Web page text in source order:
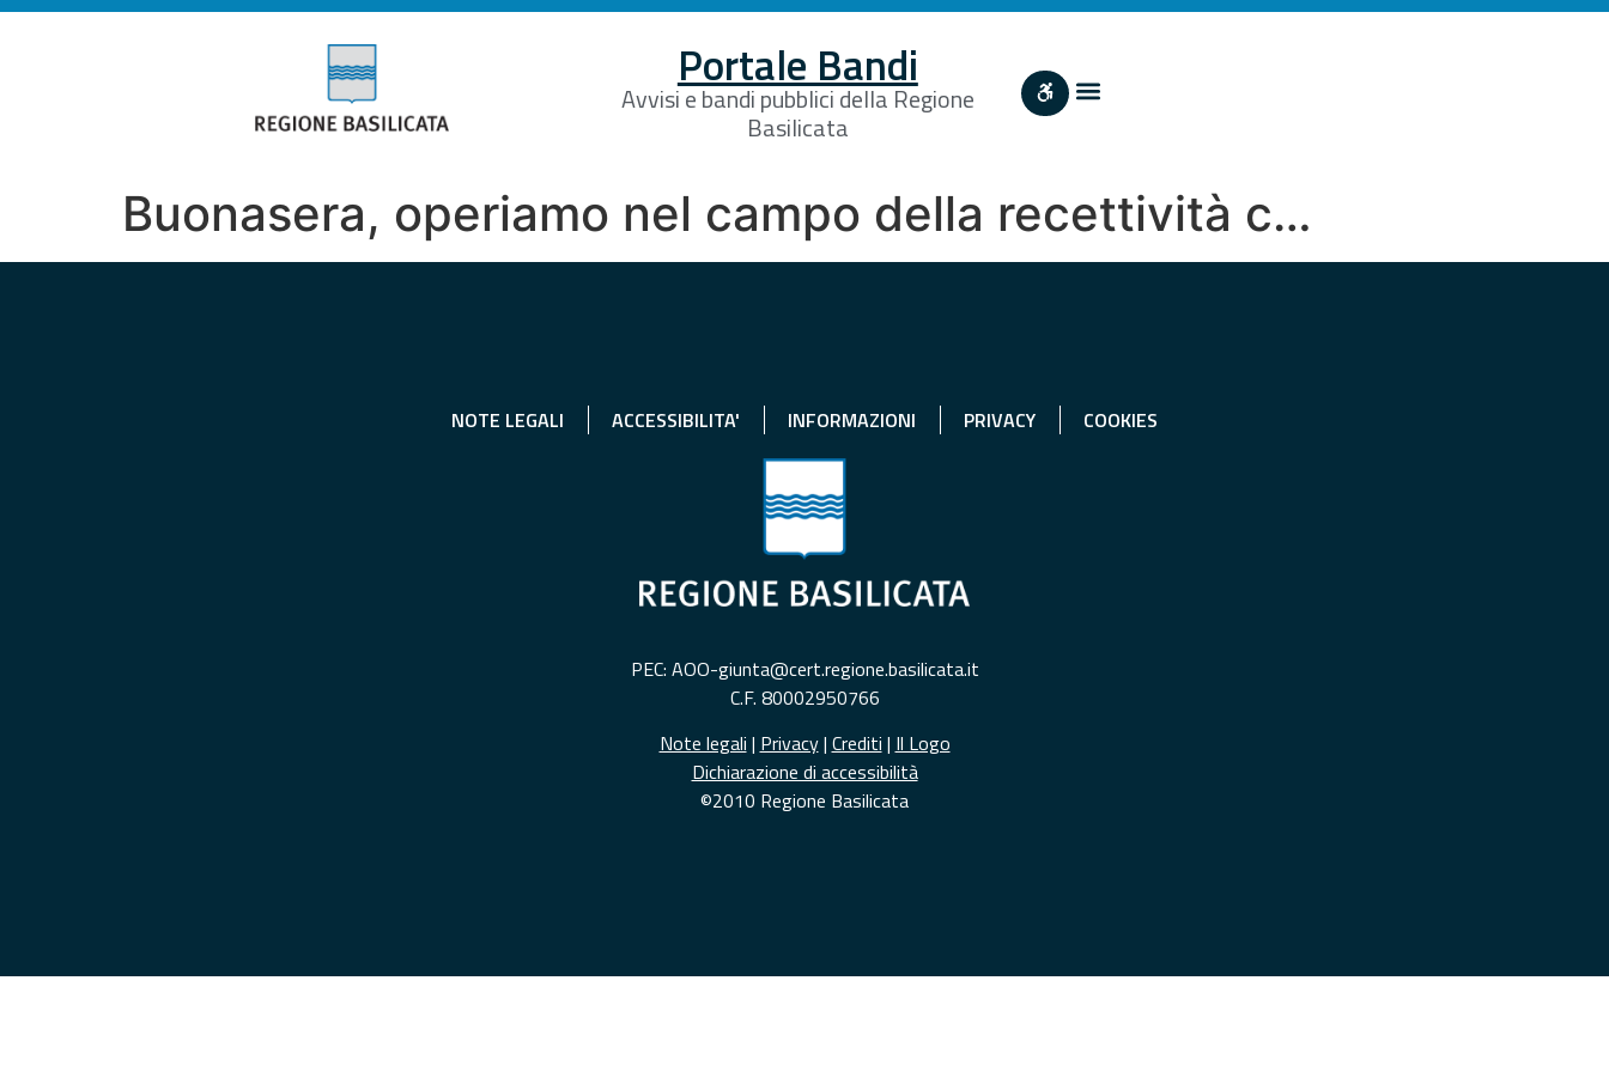
Portale Bandi
Avvisi e bandi pubblici della Regione
Basilicata
Buonasera, operiamo nel campo della recettività c…
NOTE LEGALI ACCESSIBILITA' INFORMAZIONI PRIVACY COOKIES
PEC: AOO-giunta@cert.regione.basilicata.it
C.F. 80002950766
Note legali | Privacy| Crediti | Il Logo
Dichiarazione di accessibilità
©2010 Regione Basilicata